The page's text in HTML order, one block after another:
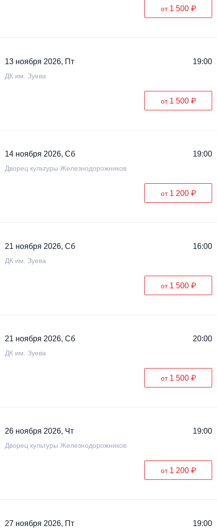
от 1 500 ₽
13 ноября 2026, Пт 19:00
ДК им. Зуева
от 1 500 ₽
14 ноября 2026, Сб 19:00
Дворец культуры Железнодорожников
от 1 200 ₽
21 ноября 2026, Сб 16:00
ДК им. Зуева
от 1 500 ₽
21 ноября 2026, Сб 20:00
ДК им. Зуева
от 1 500 ₽
26 ноября 2026, Чт 19:00
Дворец культуры Железнодорожников
от 1 200 ₽
27 ноября 2026, Пт 19:00